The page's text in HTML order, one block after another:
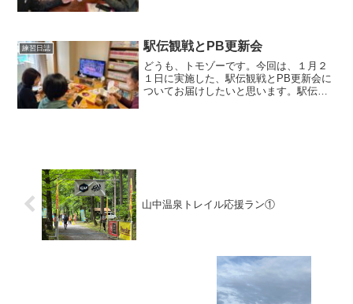
くばマラソンにて無事に企...
練習日誌 駅伝観戦とPB更新会
どうも、トモゾーです。今回は、１月２
１日に実施した、駅伝観戦とPB更新会に
ついてお届けしたいと思います。駅伝観
山中温泉トレイル応援ラン①